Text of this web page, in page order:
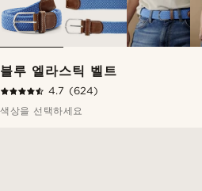
블루 엘라스틱 벨트
4.7 (624)
색상을 선택하세요